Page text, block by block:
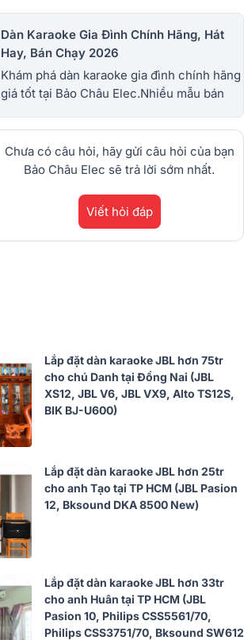
Dàn Karaoke Gia Đình Chính Hãng, Hát
Hay, Bán Chạy 2026
Khám phá dàn karaoke gia đình chính hãng
giá tốt tại Bảo Châu Elec.Nhiều mẫu bán
dBTechnologies, Philips Cao
Cấp.1900.0255
Chưa có câu hỏi, hãy gửi câu hỏi của bạn
Bảo Châu Elec sẽ trả lời sớm nhất.
Viết hỏi đáp
Lắp đặt dàn karaoke JBL hơn 75tr
cho chú Danh tại Đồng Nai (JBL
XS12, JBL V6, JBL VX9, Alto TS12S,
BIK BJ-U600)
Lắp đặt dàn karaoke JBL hơn 25tr
cho anh Tạo tại TP HCM (JBL Pasion
12, Bksound DKA 8500 New)
Lắp đặt dàn karaoke JBL hơn 33tr
cho anh Huân tại TP HCM (JBL
Pasion 10, Philips CSS5561/70,
Philips CSS3751/70, Bksound SW612